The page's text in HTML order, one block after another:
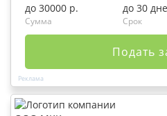
до 30000 р.
Сумма
до 30
Срок
Подать